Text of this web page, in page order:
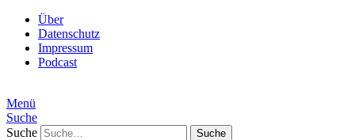
Über
Datenschutz
Impressum
Podcast
Menü
Suche
Suche